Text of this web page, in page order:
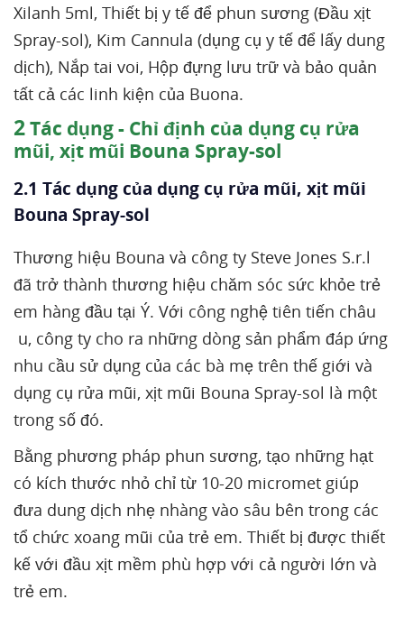
Xilanh 5ml, Thiết bị y tế để phun sương (Đầu xịt
Spray-sol), Kim Cannula (dụng cụ y tế để lấy dung
dịch), Nắp tai voi, Hộp đựng lưu trữ và bảo quản
tất cả các linh kiện của Buona.
2Tác dụng - Chỉ định của dụng cụ rửa
mũi, xịt mũi Bouna Spray-sol
2.1 Tác dụng của dụng cụ rửa mũi, xịt mũi
Bouna Spray-sol
Thương hiệu Bouna và công ty Steve Jones S.r.l
đã trở thành thương hiệu chăm sóc sức khỏe trẻ
em hàng đầu tại Ý. Với công nghệ tiên tiến châu
u, công ty cho ra những dòng sản phẩm đáp ứng
nhu cầu sử dụng của các bà mẹ trên thế giới và
dụng cụ rửa mũi, xịt mũi Bouna Spray-sol là một
trong số đó.
Bằng phương pháp phun sương, tạo những hạt
có kích thước nhỏ chỉ từ 10-20 micromet giúp
đưa dung dịch nhẹ nhàng vào sâu bên trong các
tổ chức xoang mũi của trẻ em. Thiết bị được thiết
kế với đầu xịt mềm phù hợp với cả người lớn và
trẻ em.